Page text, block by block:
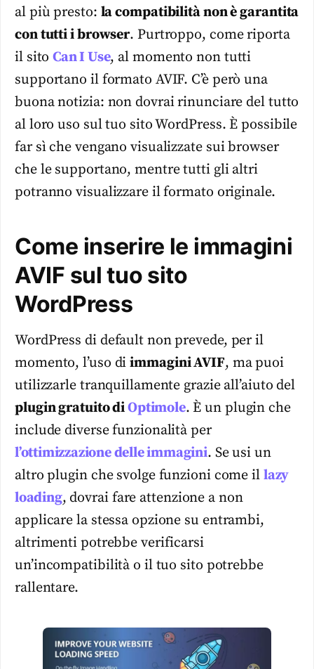
al più presto: la compatibilità non è garantita
con tutti i browser. Purtroppo, come riporta
il sitoCan I Use, al momento non tutti
supportano il formato AVIF. C’è però una
buona notizia: non dovrai rinunciare del tutto
al loro uso sul tuo sito WordPress. È possibile
far sì che vengano visualizzate sui browser
che le supportano, mentre tutti gli altri
potranno visualizzare il formato originale.
Come inserire le immagini
AVIF sul tuo sito
WordPress
WordPress di default non prevede, per il
momento, l’uso diimmagini AVIF, ma puoi
utilizzarle tranquillamente grazie all’aiuto del
plugin gratuito diOptimole. È un plugin che
include diverse funzionalità per
l’ottimizzazione delle immagini. Se usi un
altro plugin che svolge funzioni come il lazy
loading, dovrai fare attenzione a non
applicare la stessa opzione su entrambi,
altrimenti potrebbe verificarsi
un’incompatibilità o il tuo sito potrebbe
rallentare.